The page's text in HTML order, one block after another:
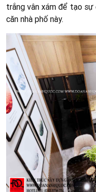
trắng vân xám để tạo sự
căn nhà phố này.